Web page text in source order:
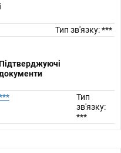
Тип зв'язку: ***
Підтверджуючі
Тип
зв'язку:
***